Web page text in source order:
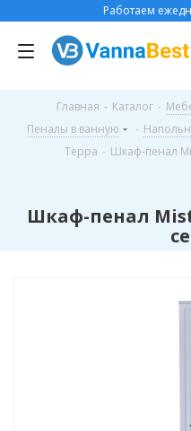
Работаем
Главная - Каталог -
Пеналы в ванную
-
Терра - Шкаф-пенал
Шкаф-пенал